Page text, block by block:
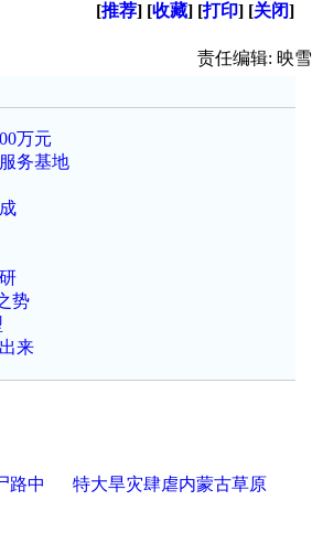
[推荐] [收藏] [打印] [关闭]
责任编辑: 映雪
万元
务基地
势
来
路中 特大旱灾肆虐内蒙古草原